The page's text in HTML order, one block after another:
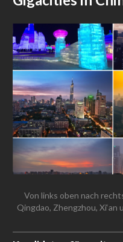
Von links oben nach
Qingdao, Zhengzhou,